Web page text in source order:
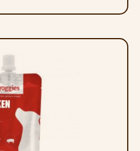
voor iedereen –
natuurlijke
viervoeter en
van zijn dieet
omdat de paté uit
bestaat, is hij
oudere honden